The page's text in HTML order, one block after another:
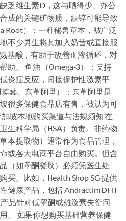
乏维生素D，这与晒得少、办公
成的关键矿物质，缺锌可能导致
Root）：一种秘鲁草本，被广泛
不少男生将其加入奶昔或直接服
基酸，有助于改善血液循环，对
助。 鱼油（Omega-3）：支持
炎症反应，间接保护性激素平
藜、东革阿里）：东革阿里是
很多保健食品店有售，被认为可
坡本地购买渠道与法规须知 在
生科学局（HSA）负责。非药物
本提取物）通常作为食品管理，
或各大电商平台自由购买。但含
（如睾酮凝胶）必须凭医生处
买。比如，Health Shop SG 提供
健康产品，包括 Andractim DHT
品针对低睾酮或雄激素失衡问
。 如果你想购买基础营养保健